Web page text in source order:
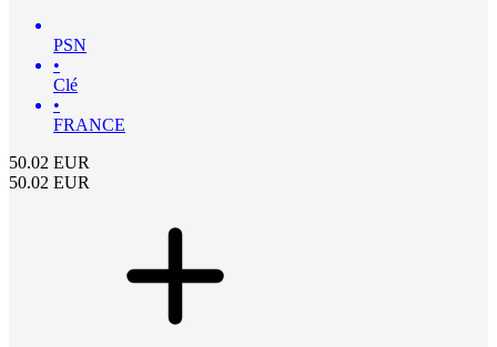
PSN
•
Clé
•
FRANCE
50.02 EUR
50.02 EUR